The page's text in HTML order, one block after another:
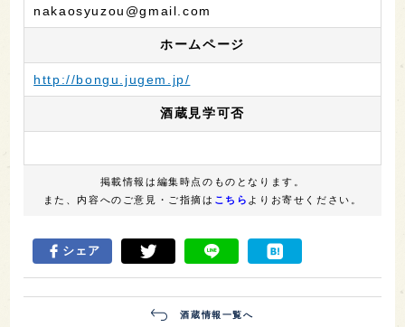
nakaosyuzou@gmail.com
ホームページ
http://bongu.jugem.jp/
酒蔵見学可否
掲載情報は編集時点のものとなります。
また、内容へのご意見・ご指摘は こちら よりお寄せください。
シェア
酒蔵情報一覧へ